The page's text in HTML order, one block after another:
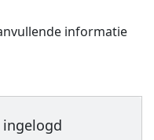
informatie